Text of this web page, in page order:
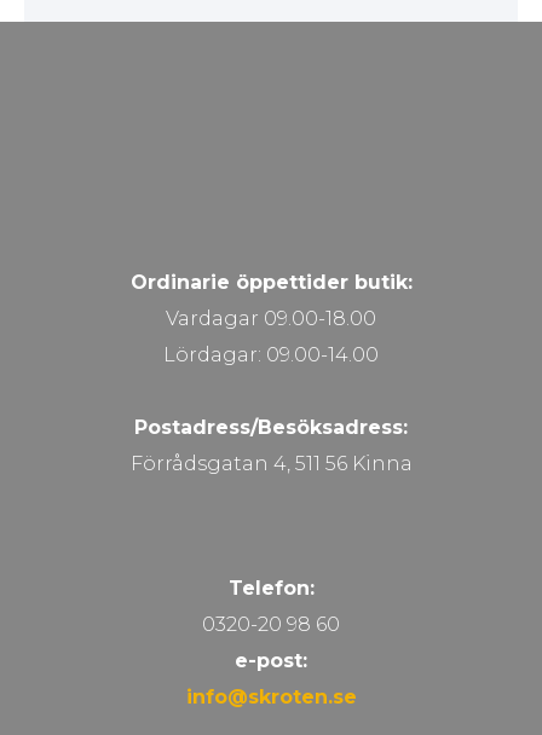
Ordinarie öppettider butik:
Vardagar 09.00-18.00
Lördagar: 09.00-14.00
Postadress/Besöksadress:
Förrådsgatan 4, 511 56 Kinna
Telefon:
0320-20 98 60
e-post:
info@skroten.se